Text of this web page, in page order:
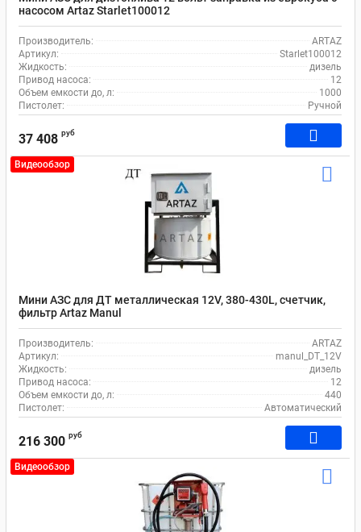
насосом Artaz Starlet100012
Производитель:
ARTAZ
Артикул:
Starlet100012
Жидкость:
дизель
Привод насоса:
12
Объем емкости до, л:
1000
Пистолет:
Ручной
37 408 руб
Видеообзор
Мини АЗС для ДТ металлическая 12V, 380-430L, счетчик,
фильтр Artaz Manul
Производитель:
ARTAZ
Артикул:
manul_DT_12V
Жидкость:
дизель
Привод насоса:
12
Объем емкости до, л:
440
Пистолет:
Автоматический
216 300 руб
Видеообзор